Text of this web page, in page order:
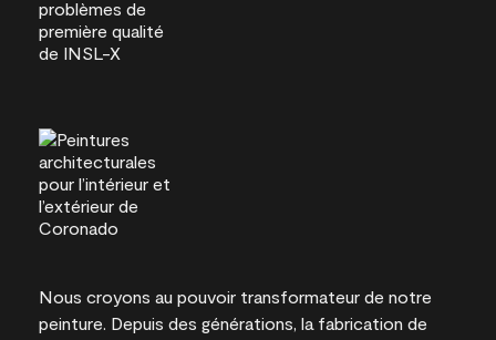
Nous croyons au pouvoir transformateur de notre
peinture. Depuis des générations, la fabrication de